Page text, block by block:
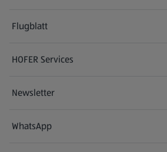
Flugblatt
HOFER Services
Newsletter
WhatsApp